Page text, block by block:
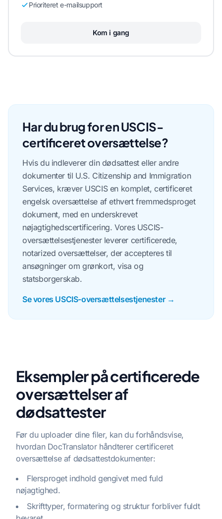
Prioriteret e-mailsupport
Kom i gang
Har du brug for en USCIS-
certificeret oversættelse?
Hvis du indleverer din dødsattest eller andre
dokumenter til U.S. Citizenship and Immigration
Services, kræver USCIS en komplet, certificeret
engelsk oversættelse af ethvert fremmedsproget
dokument, med en underskrevet
nøjagtighedscertificering. Vores USCIS-
oversættelsestjenester leverer certificerede,
notarized oversættelser, der accepteres til
ansøgninger om grønkort, visa og
statsborgerskab.
Se vores USCIS-oversættelsestjenester →
Eksempler på certificerede
oversættelser af
dødsattester
Før du uploader dine filer, kan du forhåndsvise,
hvordan DocTranslator håndterer certificeret
oversættelse af dødsattestdokumenter:
Flersproget indhold gengivet med fuld
nøjagtighed.
Skrifttyper, formatering og struktur forbliver fuldt